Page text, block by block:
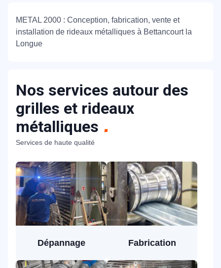
METAL 2000 : Conception, fabrication, vente et
installation de rideaux métalliques à Bettancourt la
Longue
Nos services autour des
grilles et rideaux
métalliques
Services de haute qualité
Dépannage Fabrication